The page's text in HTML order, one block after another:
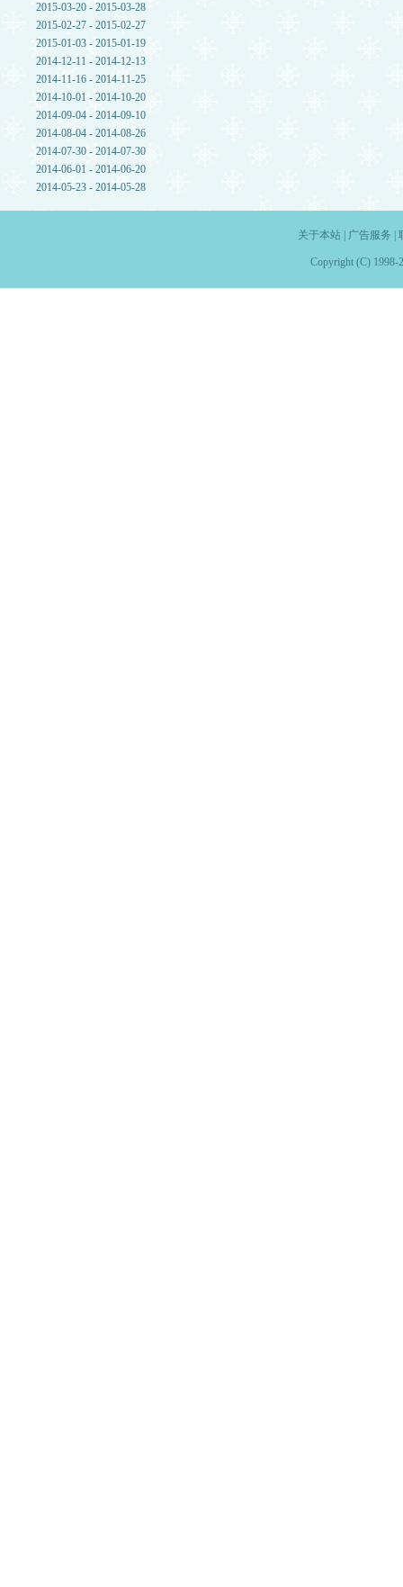
2015-03-20 - 2015-03-28
2015-02-27 - 2015-02-27
2015-01-03 - 2015-01-19
2014-12-11 - 2014-12-13
2014-11-16 - 2014-11-25
2014-10-01 - 2014-10-20
2014-09-04 - 2014-09-10
2014-08-04 - 2014-08-26
2014-07-30 - 2014-07-30
2014-06-01 - 2014-06-20
2014-05-23 - 2014-05-28
关于本站| 广告服务
Copyright (C) 1998-